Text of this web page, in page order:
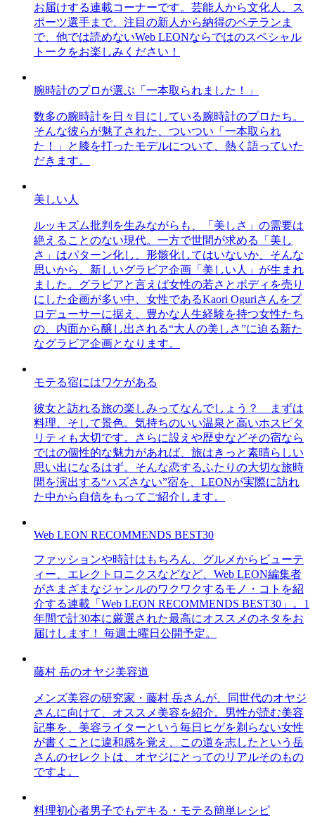
お届けする連載コーナーです。芸能人から文化人、ス
ポーツ選手まで、注目の新人から納得のベテランま
で、他では読めないWeb LEONならではのスペシャル
トークをお楽しみください！
腕時計のプロが選ぶ「一本取られました！」
数多の腕時計を日々目にしている腕時計のプロたち。
そんな彼らが魅了された、ついつい「一本取られ
た！」と膝を打ったモデルについて、熱く語っていた
だきます。
美しい人
ルッキズム批判を生みながらも、「美しさ」の需要は
絶えることのない現代。一方で世間が求める「美し
さ」はパターン化し、形骸化してはいないか、そんな
思いから、新しいグラビア企画「美しい人」が生まれ
ました。グラビアと言えば女性の若さとボディを売り
にした企画が多い中、女性であるKaori Oguriさんをプ
ロデューサーに据え、豊かな人生経験を持つ女性たち
の、内面から醸し出される“大人の美しさ”に迫る新た
なグラビア企画となります。
モテる宿にはワケがある
彼女と訪れる旅の楽しみってなんでしょう？ まずは
料理、そして景色。気持ちのいい温泉と高いホスピタ
リティも大切です。さらに設えや歴史などその宿なら
ではの個性的な魅力があれば、旅はきっと素晴らしい
思い出になるはず。そんな恋するふたりの大切な旅時
間を演出する“ハズさない”宿を、LEONが実際に訪れ
た中から自信をもってご紹介します。
Web LEON RECOMMENDS BEST30
ファッションや時計はもちろん、グルメからビューテ
ィー、エレクトロニクスなどなど、Web LEON編集者
がさまざまなジャンルのワクワクするモノ・コトを紹
介する連載「Web LEON RECOMMENDS BEST30」。1
年間で計30本に厳選された最高にオススメのネタをお
届けします！ 毎週土曜日公開予定。
藤村 岳のオヤジ美容道
メンズ美容の研究家・藤村 岳さんが、同世代のオヤジ
さんに向けて、オススメ美容を紹介。男性が読む美容
記事を、美容ライターという毎日ヒゲを剃らない女性
が書くことに違和感を覚え、この道を志したという岳
さんのセレクトは、オヤジにとってのリアルそのもの
ですよ。
料理初心者男子でもデキる・モテる簡単レシピ